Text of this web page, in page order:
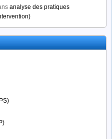
analyse des pratiques